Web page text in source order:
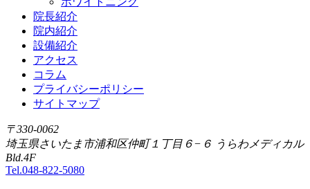
院長紹介
院内紹介
設備紹介
アクセス
コラム
プライバシーポリシー
サイトマップ
〒330-0062
埼玉県さいたま市浦和区仲町１丁目６−６ うらわメディカル
Bld.4F
Tel.048-822-5080